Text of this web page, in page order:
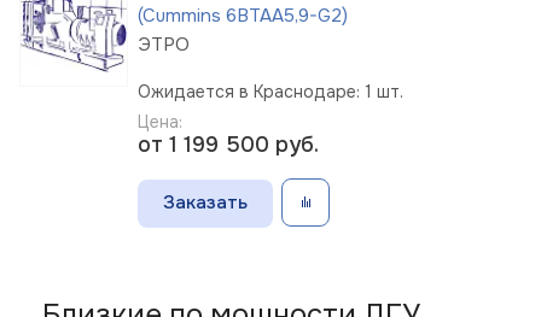
(Cummins 6BTAA5,9-G2)
ЭТРО
Ожидается в Краснодаре: 1 шт.
Цена:
от 1 199 500 руб.
Заказать